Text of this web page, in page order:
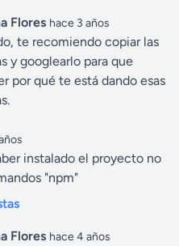
Flores hace 3 años
te recomiendo copiar las
y googlearlo para que
por qué te está dando esas
instalado el proyecto no
"npm"
Flores hace 4 años